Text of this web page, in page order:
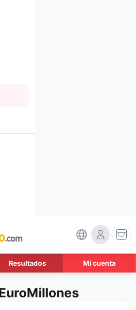
Resultados Mi cuenta